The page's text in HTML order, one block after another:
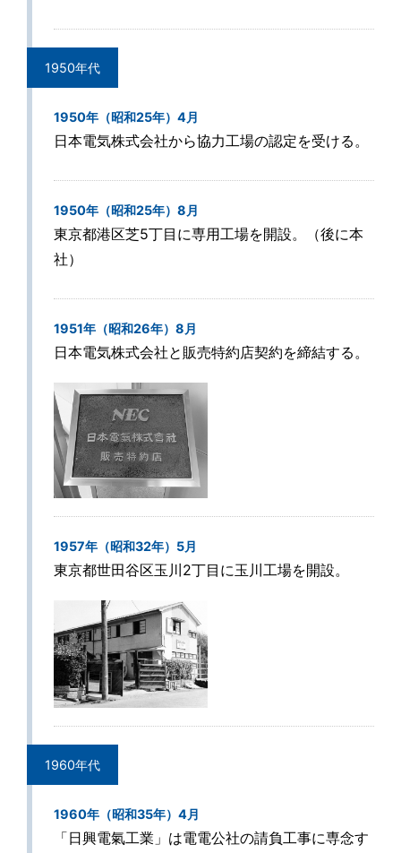
1950年代
1950年（昭和25年）4月
日本電気株式会社から協力工場の認定を受ける。
1950年（昭和25年）8月
東京都港区芝5丁目に専用工場を開設。（後に本
社）
1951年（昭和26年）8月
日本電気株式会社と販売特約店契約を締結する。
1957年（昭和32年）5月
東京都世田谷区玉川2丁目に玉川工場を開設。
1960年代
1960年（昭和35年）4月
「日興電氣工業」は電電公社の請負工事に専念す